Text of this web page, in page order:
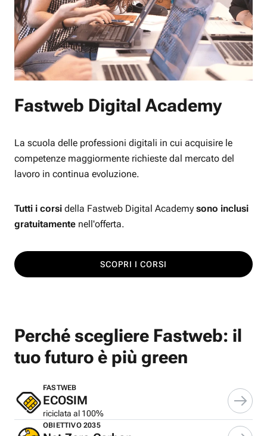
Fastweb Digital Academy
La scuola delle professioni digitali in cui acquisire le
competenze maggiormente richieste dal mercato del
lavoro in continua evoluzione.
Tutti i corsi della Fastweb Digital Academy sono inclusi
gratuitamente nell'offerta.
SCOPRI I CORSI
Perché scegliere Fastweb: il
tuo futuro è più green
FASTWEB
ECOSIM
riciclata al 100%
OBIETTIVO 2035